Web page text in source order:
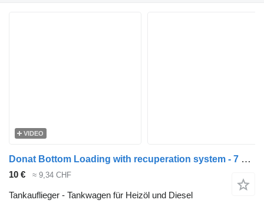
VIDEO
Donat Bottom Loading with recuperation system - 7 compartments
10 € ≈ 9,34 CHF
Tankauflieger - Tankwagen für Heizöl und Diesel